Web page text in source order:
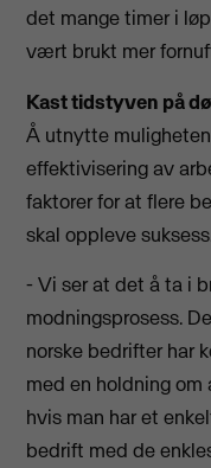
det mange timer i
vært brukt mer
Kast tidstyven på
Å utnytte
effektivisering av
faktorer for at flere
skal oppleve
- Vi ser at det å ta i
modningsprosess.
norske bedrifter har
med en holdning
hvis man har et
bedrift med de